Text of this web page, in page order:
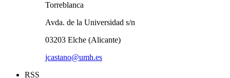
Torreblanca
Avda. de la Universidad s/n
03203 Elche (Alicante)
jcastano@umh.es
RSS